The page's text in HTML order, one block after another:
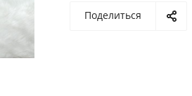
Поделиться